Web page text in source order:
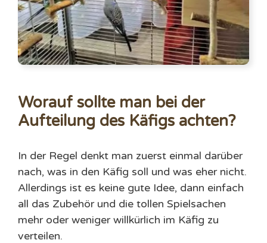
Worauf sollte man bei der
Aufteilung des Käfigs achten?
In der Regel denkt man zuerst einmal darüber
nach, was in den Käfig soll und was eher nicht.
Allerdings ist es keine gute Idee, dann einfach
all das Zubehör und die tollen Spielsachen
mehr oder weniger willkürlich im Käfig zu
verteilen.